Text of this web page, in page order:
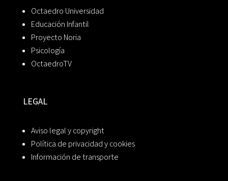
Octaedro Universidad
Educación Infantil
Proyecto Noria
Psicología
OctaedroTV
LEGAL
Aviso legal y copyright
Política de privacidad y cookies
Información de transporte